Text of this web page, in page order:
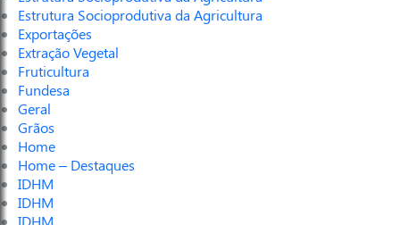
Estrutura Socioprodutiva da Agricultura
Exportações
Extração Vegetal
Fruticultura
Fundesa
Geral
Grãos
Home
Home – Destaques
IDHM
IDHM
IDHM